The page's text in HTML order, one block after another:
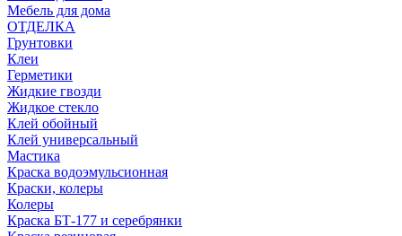
Мебель для дома
ОТДЕЛКА
Грунтовки
Клеи
Герметики
Жидкие гвозди
Жидкое стекло
Клей обойный
Клей универсальный
Мастика
Краска водоэмульсионная
Краски, колеры
Колеры
Краска БТ-177 и серебрянки